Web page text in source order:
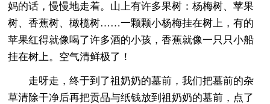
妈的话，慢慢地走着。山上有许多果树：杨梅树、苹果
树、香蕉树、橄榄树……一颗颗小杨梅挂在树上，有的
苹果红得就像喝了许多酒的小孩，香蕉就像一只只小船
挂在树上。空气清鲜极了！
走呀走，终于到了祖奶奶的墓前，我们把墓前的杂
草清除干净后再把贡品与纸钱放到祖奶奶的墓前，点了